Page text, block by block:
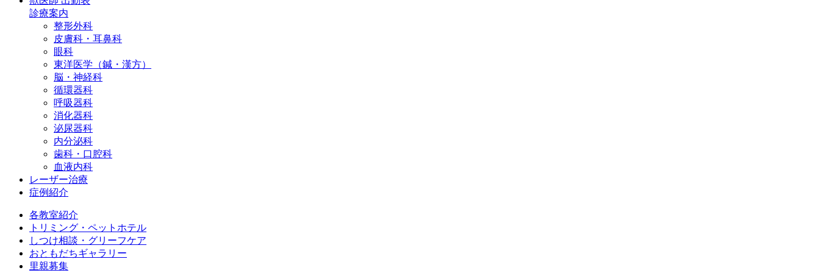
診療案内
整形外科
皮膚科・耳鼻科
眼科
東洋医学（鍼・漢方）
脳・神経科
循環器科
呼吸器科
消化器科
泌尿器科
内分泌科
歯科・口腔科
血液内科
レーザー治療
症例紹介
各教室紹介
トリミング・ペットホテル
しつけ相談・グリーフケア
おともだちギャラリー
里親募集